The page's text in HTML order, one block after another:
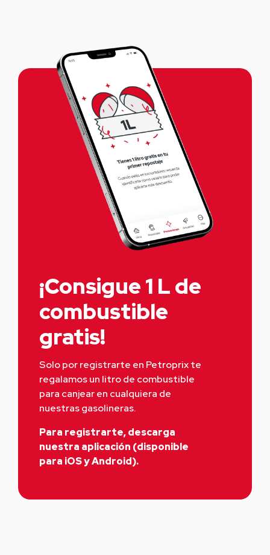
¡Consigue 1 L de
combustible
gratis!
Solo por registrarte en Petroprix te
regalamos un litro de combustible
para canjear en cualquiera de
nuestras gasolineras.
Para registrarte, descarga
nuestra aplicación (disponible
para iOS y Android).